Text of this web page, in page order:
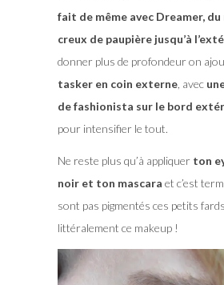
fait de même avec Dreamer, du
creux de paupière jusqu’à
donner plus de profondeur on
tasker en coin externe, avec
de fashionista sur le bord
pour intensifier le tout.
Ne reste plus qu’à appliquerton
noir et ton mascara et c’est
sont pas pigmentés ces petits
littéralement ce makeup !